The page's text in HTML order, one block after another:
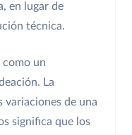
en lugar de
técnica.
como un
La
variaciones de una
significa que los